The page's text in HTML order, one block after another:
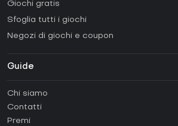
Giochi gratis
Sfoglia tutti i giochi
Negozi di giochi e coupon
Guide
Come attivare una Steam CD Key?
Chi siamo
Contatti
Premi